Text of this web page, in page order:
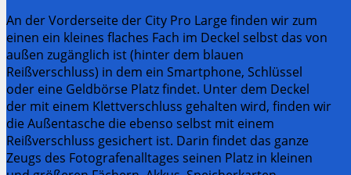
An der Vorderseite der City Pro Large finden wir zum
einen ein kleines flaches Fach im Deckel selbst das von
außen zugänglich ist (hinter dem blauen
Reißverschluss) in dem ein Smartphone, Schlüssel
oder eine Geldbörse Platz findet. Unter dem Deckel
der mit einem Klettverschluss gehalten wird, finden wir
die Außentasche die ebenso selbst mit einem
Reißverschluss gesichert ist. Darin findet das ganze
Zeugs des Fotografenalltages seinen Platz in kleinen